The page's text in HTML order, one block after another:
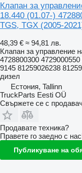
Клапан за
18.440 (01.07-)
TGS, TGX (2005-
48,39 € ≈ 94,81 лв.
Клапан за управление
4728800300
9145 81259026238
дизел
Естония, Tallinn
TruckParts Eesti OÜ
Свържете се с
Продавате техника?
Правете го заедно с
Публикуване на